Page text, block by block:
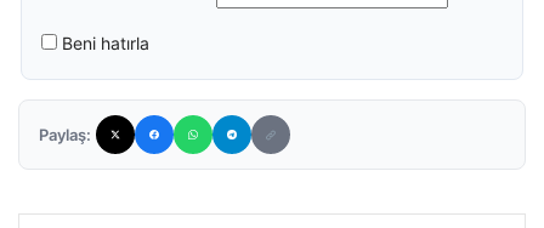
Beni hatırla
Paylaş: